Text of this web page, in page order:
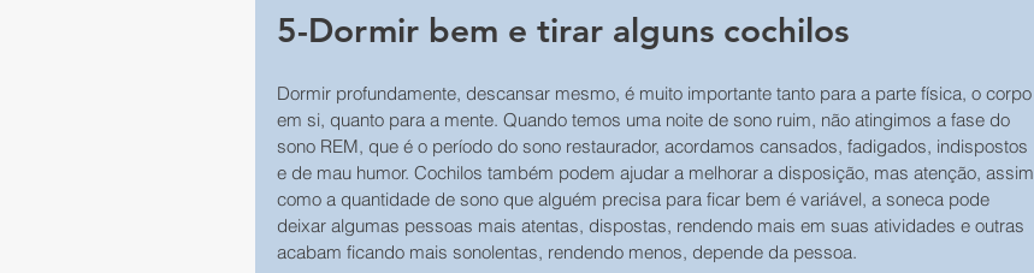
5-Dormir bem e tirar alguns cochilos
Dormir profundamente, descansar mesmo, é muito importante tanto para a parte física, o corpo
em si, quanto para a mente. Quando temos uma noite de sono ruim, não atingimos a fase do
sono REM, que é o período do sono restaurador, acordamos cansados, fadigados, indispostos
e de mau humor. Cochilos também podem ajudar a melhorar a disposição, mas atenção, assim
como a quantidade de sono que alguém precisa para ficar bem é variável, a soneca pode
deixar algumas pessoas mais atentas, dispostas, rendendo mais em suas atividades e outras
acabam ficando mais sonolentas, rendendo menos, depende da pessoa.